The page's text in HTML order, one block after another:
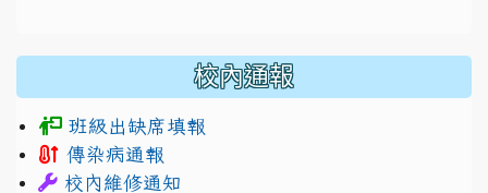
校內通報
班級出缺席填報
傳染病通報
校內維修通知